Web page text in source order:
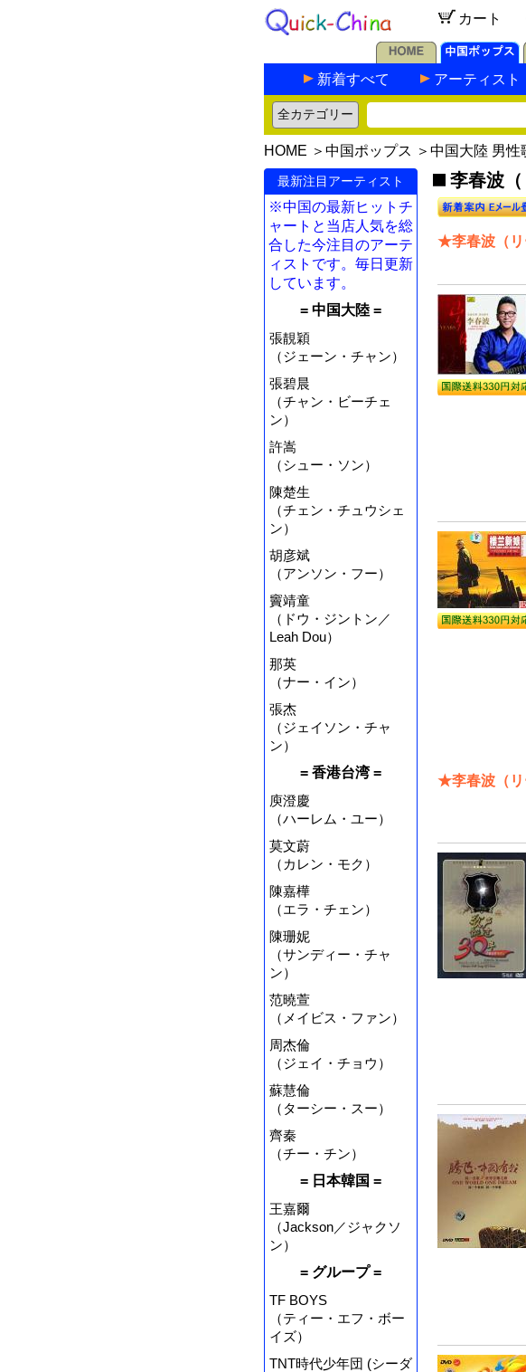
カート
新着すべて アーティスト
HOME ＞ 中国ポップス ＞ 中国大陸 男性
最新注目アーティスト
※中国の最新ヒットチ
ャートと当店人気を総
合した今注目のアーテ
ィストです。毎日更新
しています。
= 中国大陸 =
張靚穎
（ジェーン・チャン）
張碧晨
（チャン・ビーチェ
ン）
許嵩
（シュー・ソン）
陳楚生
（チェン・チュウシェ
ン）
胡彦斌
（アンソン・フー）
竇靖童
（ドウ・ジントン／
Leah Dou）
那英
（ナー・イン）
張杰
（ジェイソン・チャ
ン）
= 香港台湾 =
庾澄慶
（ハーレム・ユー）
莫文蔚
（カレン・モク）
陳嘉樺
（エラ・チェン）
陳珊妮
（サンディー・チャ
ン）
范曉萱
（メイビス・ファン）
周杰倫
（ジェイ・チョウ）
蘇慧倫
（ターシー・スー）
齊秦
（チー・チン）
= 日本韓国 =
王嘉爾
（Jackson／ジャクソ
ン）
= グループ =
TF BOYS
（ティー・エフ・ボー
イズ）
TNT時代少年団 (シーダ
李春波
★李春波（リ
★李春波（リ